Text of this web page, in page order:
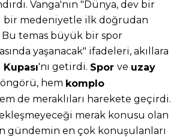
Vanga'nın "Dünya, dev bir
bir medeniyetle ilk doğrudan
Bu temas büyük bir spor
yaşanacak" ifadeleri, akıllara
'nı getirdi. Spor ve uzay
öngörü, hem komplo
de meraklıları harekete geçirdi.
merak konusu olan
gündemin en çok konuşulanları